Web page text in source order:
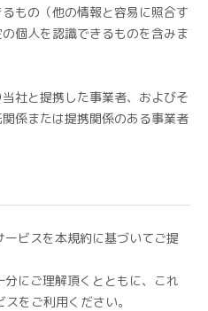
もの（他の情報と容易に照合す
個人を認識できるものを含みま
社と提携した事業者、およびそ
係または提携関係のある事業者
ビスを本規約に基づいてご提
にご理解頂くとともに、これ
をご利用ください。